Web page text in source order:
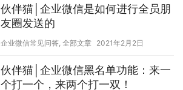
伙伴猫│企业微信是如何进行全员朋
友圈发送的
企业微信常见问答, 全部文章 2021年2月2日
伙伴猫│企业微信黑名单功能：来一
个打一个，来两个打一双！